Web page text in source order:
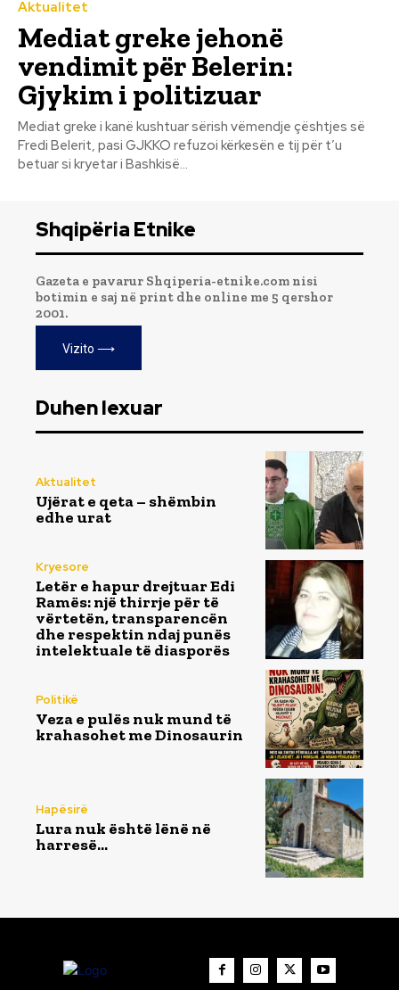
Aktualitet
Mediat greke jehonë
vendimit për Belerin:
Gjykim i politizuar
Mediat greke i kanë kushtuar sërish vëmendje çështjes së
Fredi Belerit, pasi GJKKO refuzoi kërkesën e tij për t’u
betuar si kryetar i Bashkisë...
Shqipëria Etnike
Gazeta e pavarur Shqiperia-etnike.com nisi
botimin e saj në print dhe online me 5 qershor
2001.
Vizito ⟶
Duhen lexuar
Aktualitet
Ujërat e qeta – shëmbin
edhe urat
Kryesore
Letër e hapur drejtuar Edi
Ramës: një thirrje për të
vërtetën, transparencën
dhe respektin ndaj punës
intelektuale të diasporës
Politikë
Veza e pulës nuk mund të
krahasohet me Dinosaurin
Hapësirë
Lura nuk është lënë në
harresë…